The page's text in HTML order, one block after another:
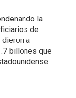
la
de
dieron a
billones que